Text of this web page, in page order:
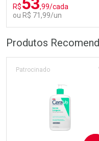
R$
,99/cada
ou R$ 71,99/un
Por Menos
Produtos
Patrocinado